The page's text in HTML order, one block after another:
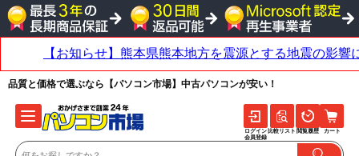
品質と価格で選ぶなら【パソコン市場】中古パソコンが安い！
ログイン
会員登録
比較リスト 閲覧履歴 カート